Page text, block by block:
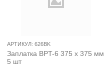
АРТИКУЛ: 626BK
Заплатка BPT-6 375 х 375 мм
5 шт